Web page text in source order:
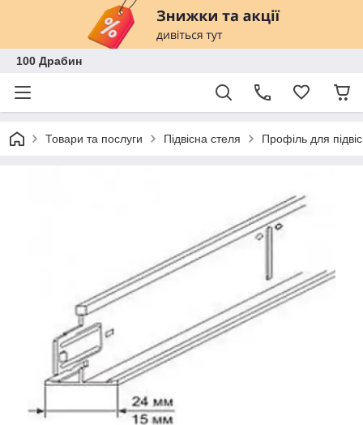
100 Драбин
Товари та послуги Підвісна стеля Профіль для